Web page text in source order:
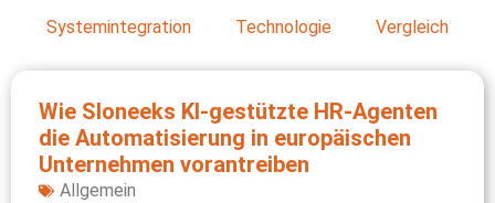
Systemintegration Technologie Vergleich
Wie Sloneeks KI‑gestützte HR‑Agenten
die Automatisierung in europäischen
Unternehmen vorantreiben
Allgemein